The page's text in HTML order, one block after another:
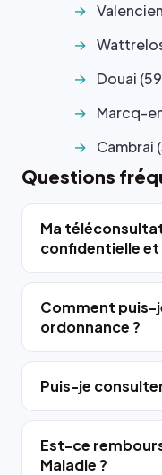
Douai
Marcq-
Cambrai
Questions
Ma
confidentielle et
Comment puis-
ordonnance ?
Puis-je
Est-ce
Maladie ?